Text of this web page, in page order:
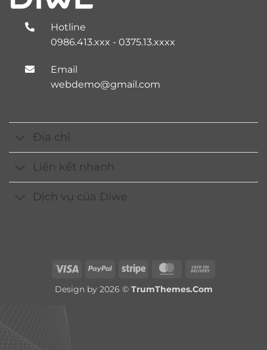
Hotline
0986.413.xxx - 0375.13.xxxx
Email
webdemo@gmail.com
Địa chỉ
Liên kết nhanh
Dịch vụ của Diwe
Visa PayPal Stripe MasterCard
Delivery
Design by 2026 © TrumThemes.Com